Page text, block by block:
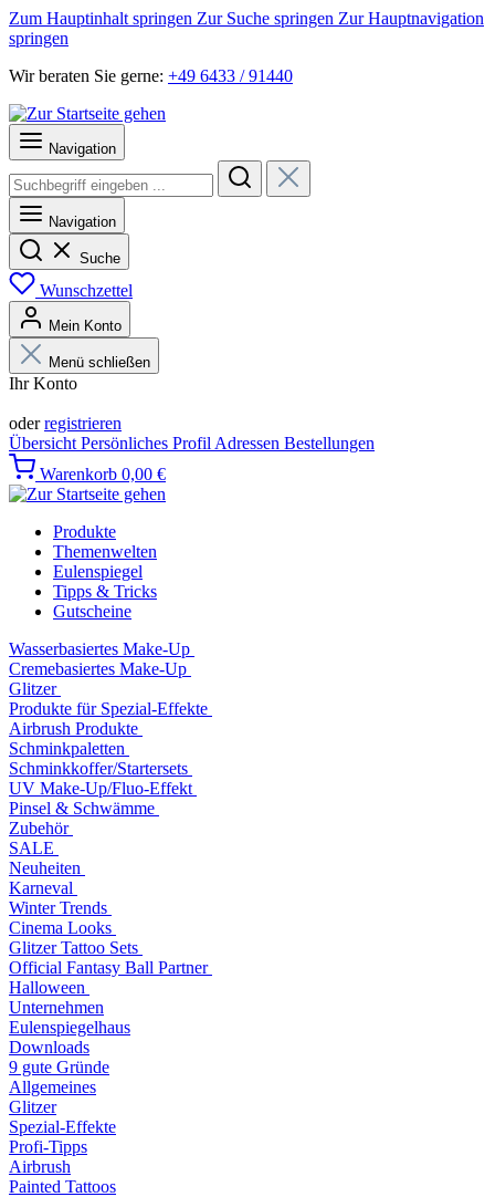
Zum Hauptinhalt springen Zur Suche springen Zur Hauptnavigation
springen
Wir beraten Sie gerne: +49 6433 / 91440
Navigation
Navigation
Suche
Wunschzettel
Mein Konto
Menü schließen
Ihr Konto
oderregistrieren
Übersicht Persönliches Profil Adressen Bestellungen
Warenkorb 0,00 €
Produkte
Themenwelten
Eulenspiegel
Tipps & Tricks
Gutscheine
Wasserbasiertes Make-Up
Cremebasiertes Make-Up
Glitzer
Produkte für Spezial-Effekte
Airbrush Produkte
Schminkpaletten
Schminkkoffer/Startersets
UV Make-Up/Fluo-Effekt
Pinsel & Schwämme
Zubehör
SALE
Neuheiten
Karneval
Winter Trends
Cinema Looks
Glitzer Tattoo Sets
Official Fantasy Ball Partner
Halloween
Unternehmen
Eulenspiegelhaus
Downloads
9 gute Gründe
Allgemeines
Glitzer
Spezial-Effekte
Profi-Tipps
Airbrush
Painted Tattoos